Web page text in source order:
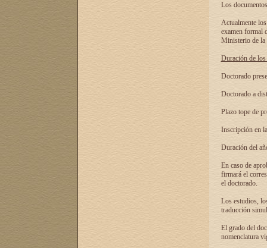
Los
Actualmente
examen formal
Ministerio de la
Duración de
Doctorado
Doctorado a
Plazo tope de
Inscripción en
Duración del
En caso de
firmará el
el doctorado.
Los estudios,
traducción
El grado del
nomenclatura